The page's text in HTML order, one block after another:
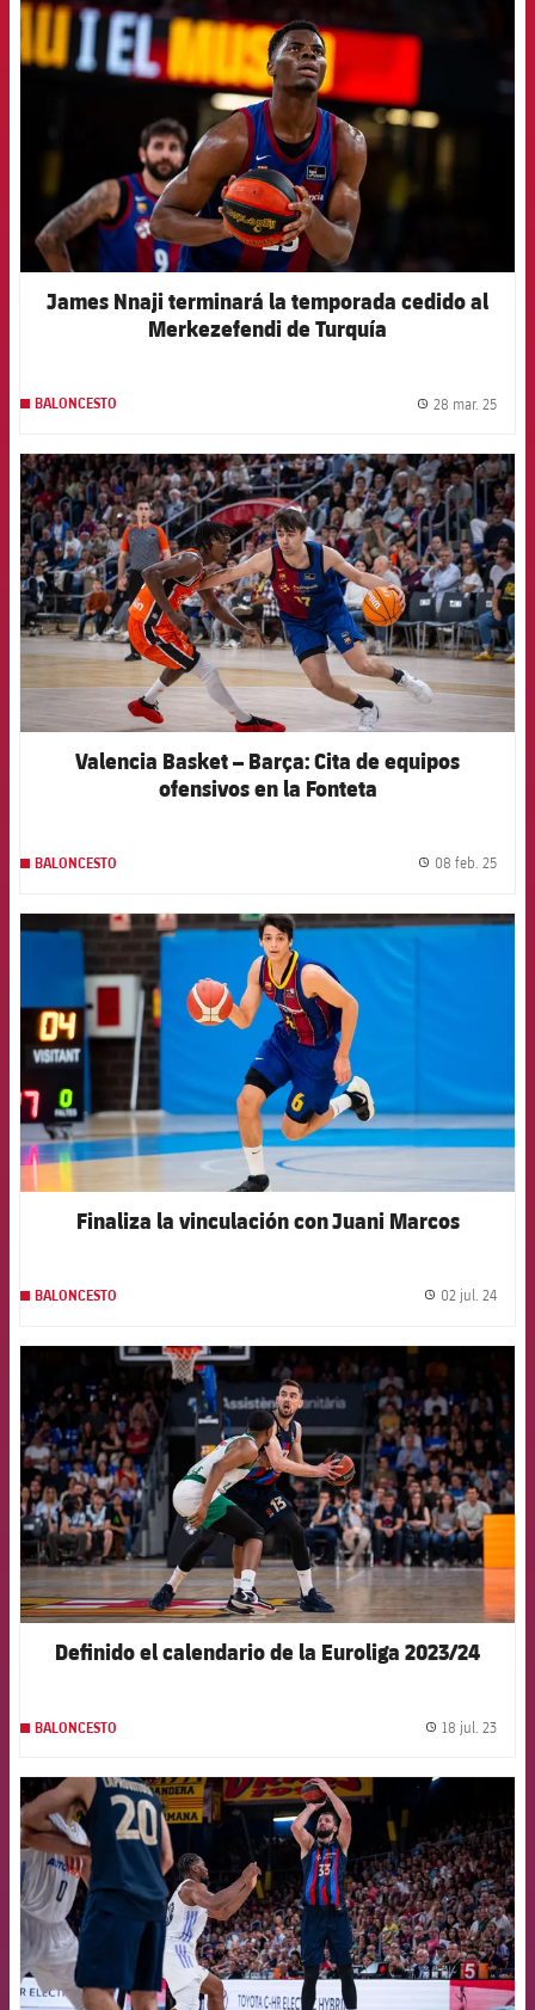
James Nnaji terminará la temporada cedido al
Merkezefendi de Turquía
BALONCESTO 28 mar. 25
FCB Barcelona badge
Valencia Basket – Barça: Cita de equipos
ofensivos en la Fonteta
BALONCESTO 08 feb. 25
FCB Barcelona badge
Finaliza la vinculación con Juani Marcos
BALONCESTO 02 jul. 24
FCB Barcelona badge
Definido el calendario de la Euroliga 2023/24
BALONCESTO 18 jul. 23
FCB Barcelona badge